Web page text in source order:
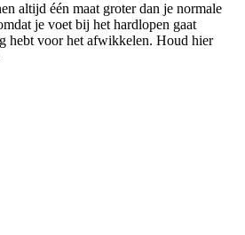
altijd één maat groter dan je normale
je voet bij het hardlopen gaat
hebt voor het afwikkelen. Houd hier